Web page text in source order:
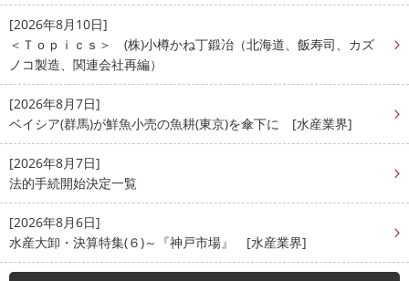
[2026年8月10日]
＜Ｔｏｐｉｃｓ＞ (株)小樽かね丁鍛冶（北海道、飯寿司、カズ
ノコ製造、関連会社再編）
[2026年8月7日]
ベイシア(群馬)が鮮魚小売の魚耕(東京)を傘下に [水産業界]
[2026年8月7日]
法的手続開始決定一覧
[2026年8月6日]
水産大卸・決算特集(６)～『神戸市場』 [水産業界]